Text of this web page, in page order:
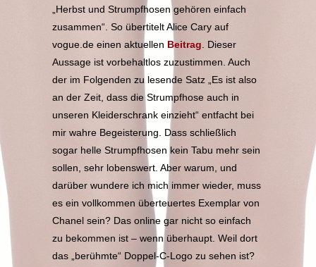
„Herbst und Strumpfhosen gehören einfach
zusammen“. So übertitelt Alice Cary auf
vogue.de einen aktuellen Beitrag. Dieser
Aussage ist vorbehaltlos zuzustimmen. Auch
der im Folgenden zu lesende Satz „Es ist also
an der Zeit, dass die Strumpfhose auch in
unseren Kleiderschrank einzieht“ entfacht bei
mir wahre Begeisterung. Dass schließlich
sogar helle Strumpfhosen kein Tabu mehr sein
sollen, sehr lobenswert. Aber warum, und
darüber wundere ich mich immer wieder, muss
es ein vollkommen überteuertes Exemplar von
Chanel sein? Das online gar nicht so einfach
zu bekommen ist – wenn überhaupt. Weil dort
das „berühmte“ Doppel-C-Logo zu sehen ist?